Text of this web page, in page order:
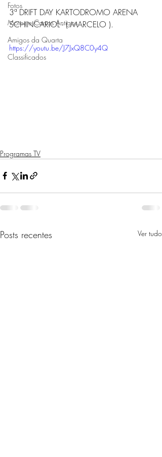
Fotos
Motos e Carros Antigos
Amigos da Quarta
Classificados
3ª DRIFT DAY KARTODROMO ARENA
SCHINCARIOL - ( MARCELO ).
https://youtu.be/J7JxQ8C0y4Q
Programas TV
Posts recentes Ver tudo